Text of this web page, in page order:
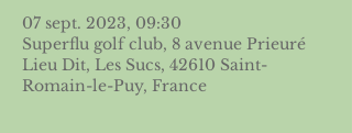
07 sept. 2023, 09:30
Superflu golf club, 8 avenue Prieuré
Lieu Dit, Les Sucs, 42610 Saint-
Romain-le-Puy, France